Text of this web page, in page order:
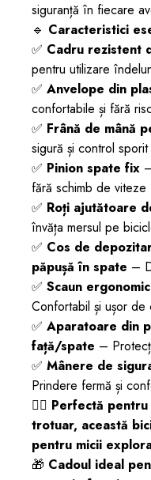
siguranță în fiecare
🔹 Caracteristici
✅ Cadru rezistent
pentru utilizare
✅ Anvelope din
confortabile și fără
✅ Frână de mână
sigură și control sporit
✅ Pinion spate fix
fără schimb de viteze
✅ Roți ajutătoare
învăța mersul pe
✅ Cos de
păpușă în spate –
✅ Scaun
Confortabil și ușor de
✅ Aparatoare din
față/spate –
✅ Mânere de
Prindere fermă și
🚴‍♀️ Perfectă
trotuar, această
pentru micii
🎁 Cadoul ideal